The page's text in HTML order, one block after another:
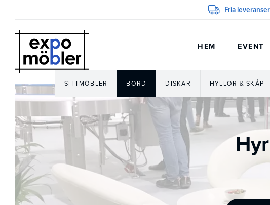
Fria
HEM EVENT
SITTMÖBLER BORD DISKAR HYLLOR & SKÅP